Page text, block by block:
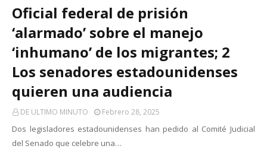
Oficial federal de prisión
‘alarmado’ sobre el manejo
‘inhumano’ de los migrantes; 2
Los senadores estadounidenses
quieren una audiencia
DE ULTIMO MINUTO Febrero 28, 2025
Dos legisladores estadounidenses han pedido al Comité Judicial
del Senado que celebre una…